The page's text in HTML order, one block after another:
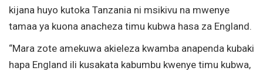
kijana huyo kutoka Tanzania ni msikivu na mwenye
tamaa ya kuona anacheza timu kubwa hasa za England.
“Mara zote amekuwa akieleza kwamba anapenda kubaki
hapa England ili kusakata kabumbu kwenye timu kubwa,